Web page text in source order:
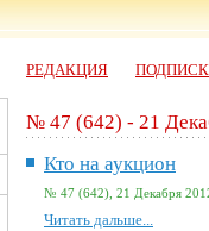
РЕДАКЦИЯ
№ 47 (642) - 21
Кто на аукцион
№ 47 (642), 21 Декабря
Читать дальше...